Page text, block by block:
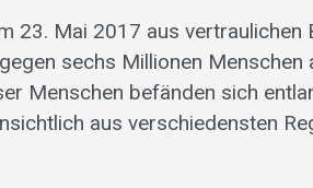
23. Mai 2017 aus vertraulichen
sechs Millionen
Menschen befänden sich
aus verschiedensten